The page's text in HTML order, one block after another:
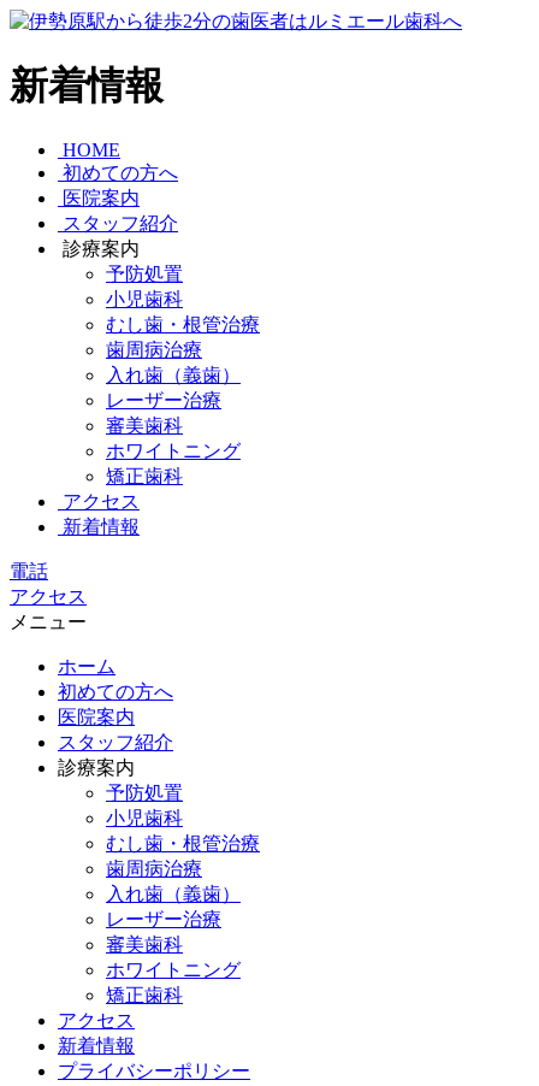
新着情報
HOME
初めての方へ
医院案内
スタッフ紹介
診療案内
予防処置
小児歯科
むし歯・根管治療
歯周病治療
入れ歯（義歯）
レーザー治療
審美歯科
ホワイトニング
矯正歯科
アクセス
新着情報
電話
アクセス
メニュー
ホーム
初めての方へ
医院案内
スタッフ紹介
診療案内
予防処置
小児歯科
むし歯・根管治療
歯周病治療
入れ歯（義歯）
レーザー治療
審美歯科
ホワイトニング
矯正歯科
アクセス
新着情報
プライバシーポリシー